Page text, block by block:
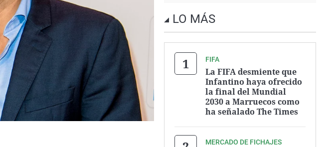
LO MÁS
FIFA
La FIFA desmiente que
Infantino haya ofrecido
la final del Mundial
2030 a Marruecos como
ha señalado The Times
MERCADO DE FICHAJES